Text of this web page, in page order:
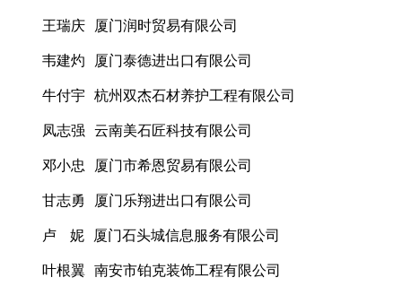
王瑞庆 厦门润时贸易有限公司
韦建灼 厦门泰德进出口有限公司
牛付宇 杭州双杰石材养护工程有限公司
凤志强 云南美石匠科技有限公司
邓小忠 厦门市希恩贸易有限公司
甘志勇 厦门乐翔进出口有限公司
卢 妮 厦门石头城信息服务有限公司
叶根翼 南安市铂克装饰工程有限公司